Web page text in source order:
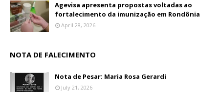
Agevisa apresenta propostas voltadas ao
fortalecimento da imunização em Rondônia
April 28, 2026
NOTA DE FALECIMENTO
Nota de Pesar: Maria Rosa Gerardi
July 21, 2026